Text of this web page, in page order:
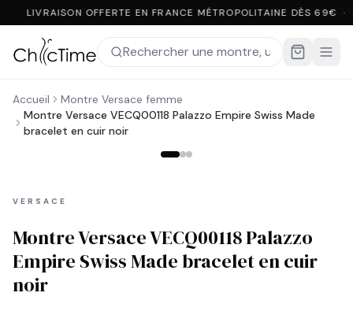
LIVRAISON OFFERTE EN FRANCE MÉTROPOLITAINE DÈS 69€
Accueil
Montre Versace femme
Montre Versace VECQ00118 Palazzo Empire Swiss Made
bracelet en cuir noir
VERSACE
Montre Versace VECQ00118 Palazzo
Empire Swiss Made bracelet en cuir
noir